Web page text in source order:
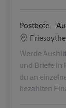
Postbote –
Location
Werde
und Briefe in
du an
bezahlten